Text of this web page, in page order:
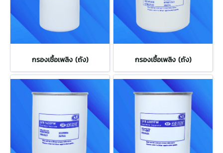
กรองเชื้อเพลิง (ถัง) กรองเชื้อเพลิง (ถัง)